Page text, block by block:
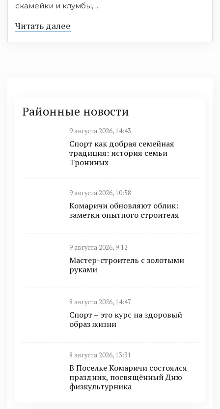
скамейки и клумбы, ...
Читать далее
Районные новости
9 августа 2026, 14:43
Спорт как добрая семейная
традиция: история семьи
Трониных
9 августа 2026, 10:58
Комаричи обновляют облик:
заметки опытного строителя
9 августа 2026, 9:12
Мастер-строитель с золотыми
руками
8 августа 2026, 14:47
Спорт – это курс на здоровый
образ жизни
8 августа 2026, 13:31
В Поселке Комаричи состоялся
праздник, посвящённый Дню
физкультурника